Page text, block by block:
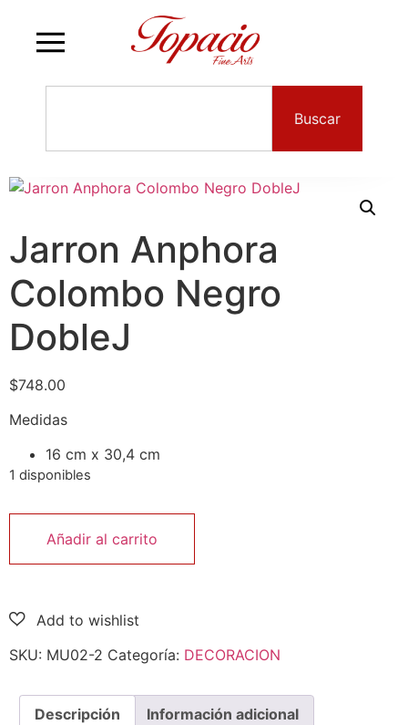
Buscar
Jarron Anphora
Colombo Negro
DobleJ
$748.00
Medidas
16 cm x 30,4 cm
1 disponibles
Añadir al carrito
SKU: MU02-2 Categoría: DECORACION
Descripción Información adicional